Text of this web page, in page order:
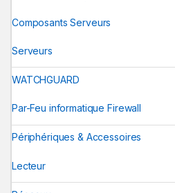
Composants Serveurs
Serveurs
WATCHGUARD
Par-Feu informatique Firewall
Périphériques & Accessoires
Lecteur